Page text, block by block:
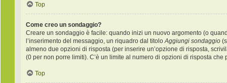
Top
Come creo un sondaggio?
Creare un sondaggio è facile: quando inizi un nuovo argomento (o
l’inserimento del messaggio, un riquadro dal titoloAggiungi sondaggio
almeno due opzioni di risposta (per inserire un’opzione di risposta,
(0 per non porre limiti). C’è un limite al numero di opzioni di risposta
Top